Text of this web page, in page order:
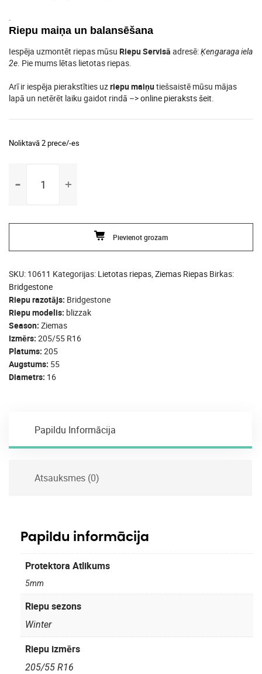
.
Riepu maiņa un balansēšana
Iespēja uzmontēt riepas mūsu Riepu Servisā adresē:Ķengaraga iela
2e. Pie mums lētas lietotas riepas.
Arī ir iespēja pierakstīties uzriepu maiņutiešsaistē mūsu mājas
lapā un netērēt laiku gaidot rindā –>online pieraksts šeit.
Noliktavā 2 prece/-es
R16
daudzums
Pievienot grozam
SKU: 10611 Kategorijas: Lietotas riepas, Ziemas Riepas Birkas:
Bridgestone
Riepu razotājs Bridgestone
Riepu modelis blizzak
Season Ziemas
Izmērs 205/55 R16
Platums 205
Augstums 55
Diametrs 16
Papildu Informācija
Atsauksmes (0)
Papildu informācija
Protektora Atlikums
5mm
Riepu sezons
Winter
Riepu izmērs
205/55 R16